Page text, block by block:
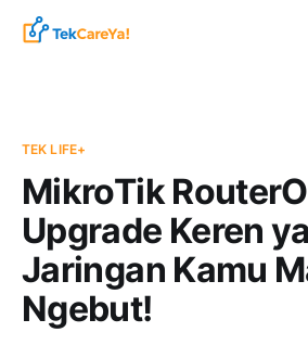
TEK LIFE+
MikroTik
Upgrade Keren
Jaringan Kamu
Ngebut!